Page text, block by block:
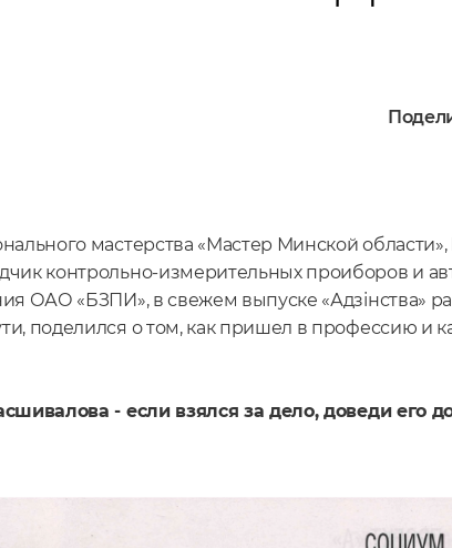
мастерства «Мастер Минской области»,
контрольно-измерительных проиборов и
ОАО «БЗПИ», в свежем выпуске «Адзінства»
поделился о том, как пришел в профессию и
- если взялся за дело, доведи его